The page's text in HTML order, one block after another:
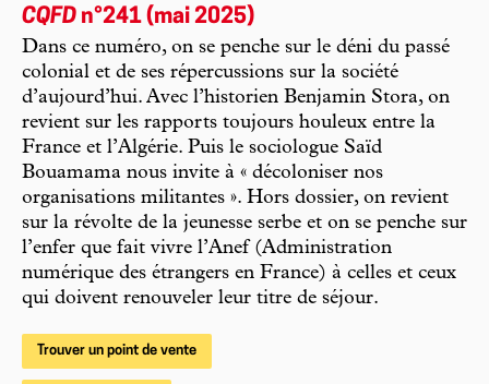
CQFD n°241 (mai 2025)
Dans ce numéro, on se penche sur le déni du passé
colonial et de ses répercussions sur la société
d’aujourd’hui. Avec l’historien Benjamin Stora, on
revient sur les rapports toujours houleux entre la
France et l’Algérie. Puis le sociologue Saïd
Bouamama nous invite à « décoloniser nos
organisations militantes ». Hors dossier, on revient
sur la révolte de la jeunesse serbe et on se penche sur
l’enfer que fait vivre l’Anef (Administration
numérique des étrangers en France) à celles et ceux
qui doivent renouveler leur titre de séjour.
Trouver un point de vente